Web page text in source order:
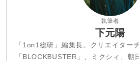
執筆者
下元陽
「1on1総研」編集長。クリエイター
「BLOCKBUSTER」、ミクシィ、朝